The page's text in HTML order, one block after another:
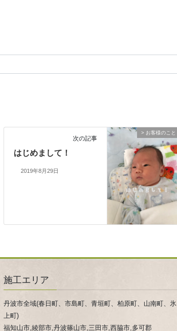
> お客様のこと
次の記事
はじめまして！
2019年8月29日
施工エリア
丹波市全域(春日町、市島町、青垣町、柏原町、山南町、氷
上町)
福知山市,綾部市,丹波篠山市,三田市,西脇市,多可郡